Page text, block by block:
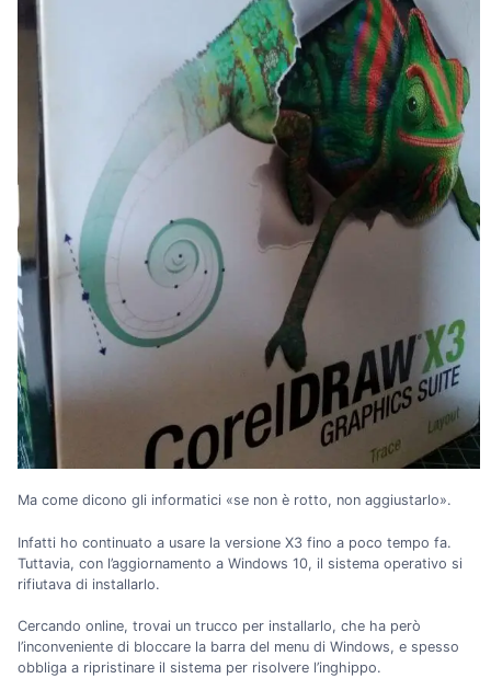
Ma come dicono gli informatici «se non è rotto, non aggiustarlo».
Infatti ho continuato a usare la versione X3 fino a poco tempo fa.
Tuttavia, con l’aggiornamento a Windows 10, il sistema operativo si
rifiutava di installarlo.
Cercando online, trovai un trucco per installarlo, che ha però
l’inconveniente di bloccare la barra del menu di Windows, e spesso
obbliga a ripristinare il sistema per risolvere l’inghippo.